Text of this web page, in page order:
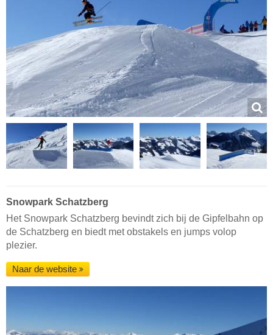
Snowpark Schatzberg
Het Snowpark Schatzberg bevindt zich bij de Gipfelbahn op
de Schatzberg en biedt met obstakels en jumps volop
plezier.
Naar de website